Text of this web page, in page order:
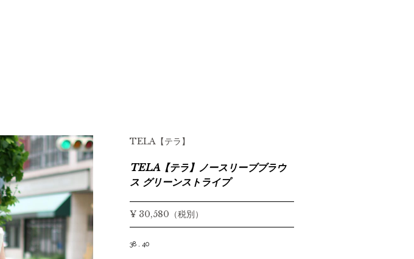
TELA【テラ】
TELA【テラ】ノースリーブブラウ
ス グリーンストライプ
¥ 30,580（税別）
38 , 40